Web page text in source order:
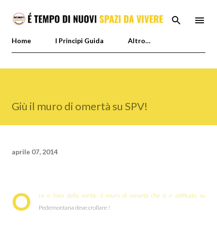
Home I Principi Guida Altro…
Giù il muro di omertà su SPV!
aprile 07, 2014
O
ra e' l'ora della verità: il muro di omertà che si e' edificato su
Pedemontana deve crollare !